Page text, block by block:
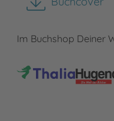
Im Buchshop Deiner